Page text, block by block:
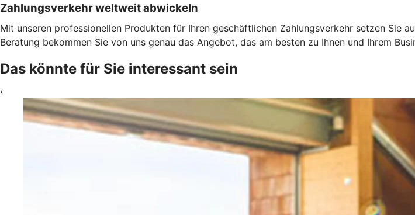
Zahlungsverkehr weltweit abwickeln
Mit unseren professionellen Produkten für Ihren geschäftlichen Zahlungsverkehr setzen Sie
Beratung bekommen Sie von uns genau das Angebot, das am besten zu Ihnen und Ihrem
Das könnte für Sie interessant sein
‹